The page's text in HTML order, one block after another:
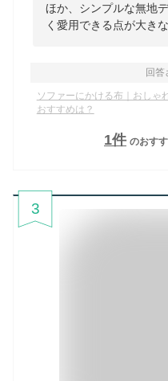
ほか、シンプルな無地
く愛用できる点が大き
回答
ソファーにかける布｜おしゃ
おすすめは？
1件 のおす
3